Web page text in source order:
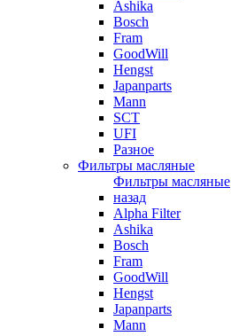
Ashika
Bosch
Fram
GoodWill
Hengst
Japanparts
Mann
SCT
UFI
Разное
Фильтры масляные
Фильтры масляные
назад
Alpha Filter
Ashika
Bosch
Fram
GoodWill
Hengst
Japanparts
Mann